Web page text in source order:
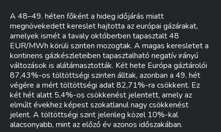
A 48–49. héten főként a hideg időjárás miatt
megnövekedett kereslet hajtotta az európai gázárakat,
amelyek ismét a tavaly októberben tapasztalt 48
EUR/MWh körüli szinten mozogtak. A magas keresletet a
kontinens gázkészleteiben tapasztalható negatív irányú
változások is alátámasztották. Két hete Európa gáztárolói
87,43%-os töltöttségi szinten álltak, azonban a 49. hét
végére a mért töltöttségi adat 82,71%-ra csökkent. Ez
két hét alatt 5,4%-os csökkenést jelentett, amely az
elmúlt évekhez képest szokatlanul nagy csökkenést
jelent. A töltöttségi szint jelenleg közel 10%-kal
alacsonyabb, mint az előző év azonos időszakában.